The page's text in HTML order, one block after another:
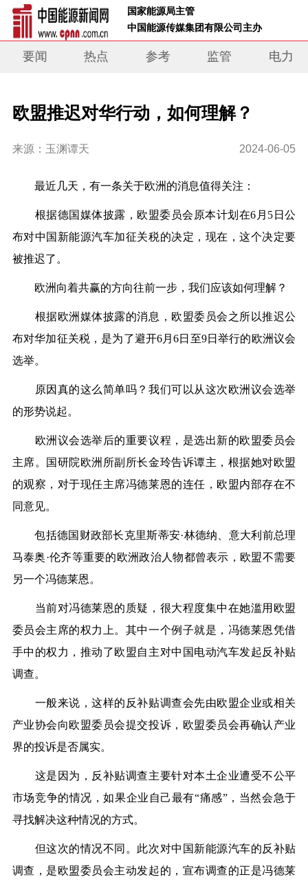
国家能源局主管
中国能源传媒集团有限公司主办
要闻 热点 参考 监管 电力
欧盟推迟对华行动，如何理解？
来源：玉渊谭天 2024-06-05
最近几天，有一条关于欧洲的消息值得关注：
根据德国媒体披露，欧盟委员会原本计划在6月5日公
布对中国新能源汽车加征关税的决定，现在，这个决定要
被推迟了。
欧洲向着共赢的方向往前一步，我们应该如何理解？
根据欧洲媒体披露的消息，欧盟委员会之所以推迟公
布对华加征关税，是为了避开6月6日至9日举行的欧洲议会
选举。
原因真的这么简单吗？我们可以从这次欧洲议会选举
的形势说起。
欧洲议会选举后的重要议程，是选出新的欧盟委员会
主席。国研院欧洲所副所长金玲告诉谭主，根据她对欧盟
的观察，对于现任主席冯德莱恩的连任，欧盟内部存在不
同意见。
包括德国财政部长克里斯蒂安·林德纳、意大利前总理
马泰奥·伦齐等重要的欧洲政治人物都曾表示，欧盟不需要
另一个冯德莱恩。
当前对冯德莱恩的质疑，很大程度集中在她滥用欧盟
委员会主席的权力上。其中一个例子就是，冯德莱恩凭借
手中的权力，推动了欧盟自主对中国电动汽车发起反补贴
调查。
一般来说，这样的反补贴调查会先由欧盟企业或相关
产业协会向欧盟委员会提交投诉，欧盟委员会再确认产业
界的投诉是否属实。
这是因为，反补贴调查主要针对本土企业遭受不公平
市场竞争的情况，如果企业自己最有“痛感”，当然会急于
寻找解决这种情况的方式。
但这次的情况不同。此次对中国新能源汽车的反补贴
调查，是欧盟委员会主动发起的，宣布调查的正是冯德莱